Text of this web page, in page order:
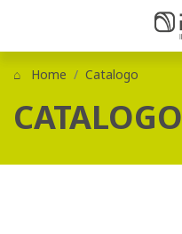
Home Catalogo
CATALOGO